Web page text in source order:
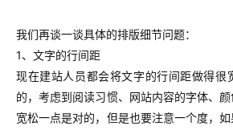
我们再谈一谈具体的排版细节问题：
1、文字的行间距
现在建站人员都会将文字的行间距做得很
的，考虑到阅读习惯、网站内容的字体、颜
宽松一点是对的，但是也要注意一个度，